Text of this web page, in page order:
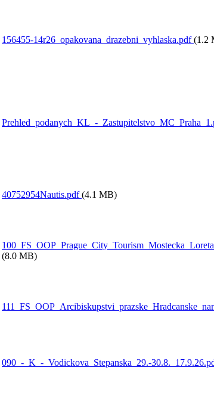
156455-14r26_opakovana_drazebni_vyhlaska.pdf(1.2
Prehled_podanych_KL_-
40752954Nautis.pdf(4.1 MB)
(8.0 MB)
090_-_K_-_Vodickova_Stepanska_29.-